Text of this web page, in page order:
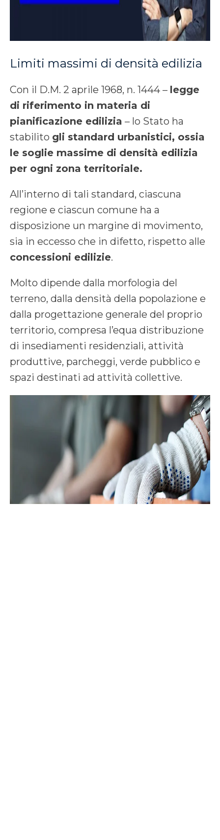
Limiti massimi di densità edilizia
Con il D.M. 2 aprile 1968, n. 1444 – legge
di riferimento in materia di
pianificazione edilizia – lo Stato ha
stabilito gli standard urbanistici, ossia
le soglie massime di densità edilizia
per ogni zona territoriale.
All’interno di tali standard, ciascuna
regione e ciascun comune ha a
disposizione un margine di movimento,
sia in eccesso che in difetto, rispetto alle
concessioni edilizie.
Molto dipende dalla morfologia del
terreno, dalla densità della popolazione e
dalla progettazione generale del proprio
territorio, compresa l’equa distribuzione
di insediamenti residenziali, attività
produttive, parcheggi, verde pubblico e
spazi destinati ad attività collettive.